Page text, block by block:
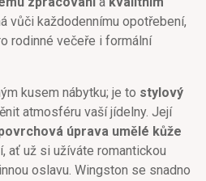
vůči každodennímu opotřebení,
rodinné večeře i formální
kusem nábytku; je to stylový
atmosféru vaší jídelny. Její
úprava umělé kůže
ať už si užíváte romantickou
oslavu. Wingston se snadno